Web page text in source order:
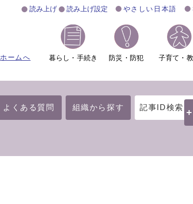
読み上げ 読み上げ設定 やさしい日本語
ホームへ 暮らし・手続き 防災・防犯 子育て・
よくある質問 組織から探す 記事ID検索